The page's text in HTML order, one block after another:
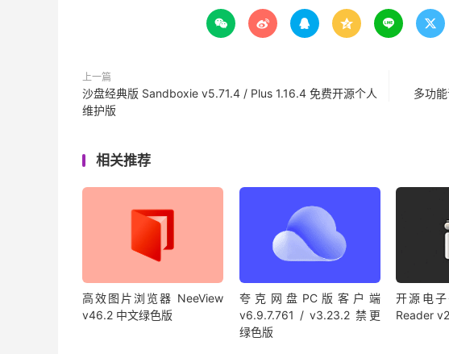
     
上一篇
沙盘经典版 Sandboxie v5.71.4 / Plus 1.16.4 免费开源个人
维护版
多功
相关推荐
高效图片浏览器 NeeView
v46.2 中文绿色版
夸克网盘PC版客户端
v6.9.7.761 / v3.23.2 禁更
绿色版
开源电
Reader